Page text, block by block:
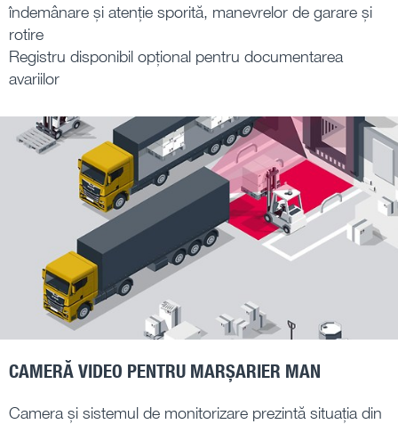
îndemânare și atenție sporită, manevrelor de garare și
rotire
Registru disponibil opțional pentru documentarea
avariilor
CAMERĂ VIDEO PENTRU MARȘARIER MAN
Camera și sistemul de monitorizare prezintă situația din